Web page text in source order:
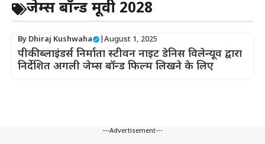
जेम्स बॉन्ड मूवी 2028
By Dhiraj Kushwaha August 1, 2025
पीकी ब्लाइंडर्स निर्माता स्टीवन नाइट डेनिस विलेन्यूव द्वारा
निर्देशित अगली जेम्स बॉन्ड फिल्म लिखने के लिए
---Advertisement---